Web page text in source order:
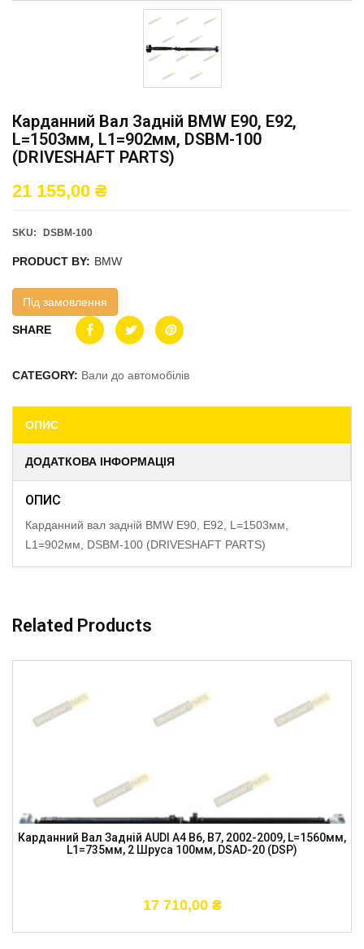
Карданний Вал Задній BMW E90, E92,
L=1503мм, L1=902мм, DSBM-100
(DRIVESHAFT PARTS)
21 155,00 ₴
SKU: DSBM-100
PRODUCT BY: BMW
Під замовлення
SHARE
CATEGORY: Вали до автомобілів
ОПИС
ДОДАТКОВА ІНФОРМАЦІЯ
ОПИС
Карданний вал задній BMW E90, E92, L=1503мм,
L1=902мм, DSBM-100 (DRIVESHAFT PARTS)
Related Products
Карданний Вал Задній AUDI A4 B6, B7, 2002-2009, L=1560мм,
L1=735мм, 2 Шруса 100мм, DSAD-20 (DSP)
17 710,00 ₴